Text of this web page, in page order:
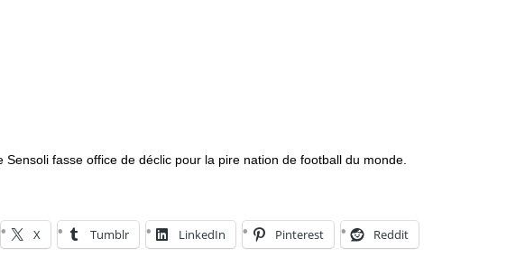
Sensoli fasse office de déclic pour la pire nation de football du monde.
X Tumblr LinkedIn Pinterest Reddit